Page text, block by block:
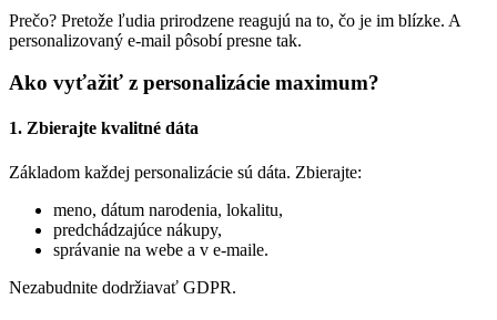
Prečo? Pretože ľudia prirodzene reagujú na to, čo je im blízke. A
personalizovaný e-mail pôsobí presne tak.
Ako vyťažiť z personalizácie maximum?
1. Zbierajte kvalitné dáta
Základom každej personalizácie sú dáta. Zbierajte:
meno, dátum narodenia, lokalitu,
predchádzajúce nákupy,
správanie na webe a v e-maile.
Nezabudnite dodržiavať GDPR.